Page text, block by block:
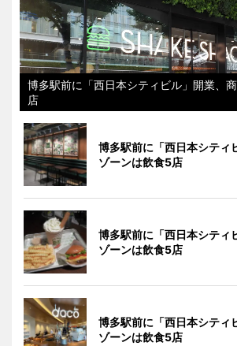
博多駅前に「西日本シティビル」開業、
店
博多駅前に「西日本シティ
ゾーンは飲食5店
博多駅前に「西日本シティ
ゾーンは飲食5店
博多駅前に「西日本シティ
ゾーンは飲食5店